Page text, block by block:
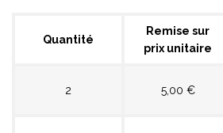
Quantité
Remise sur
prix unitaire
2 5,00 €